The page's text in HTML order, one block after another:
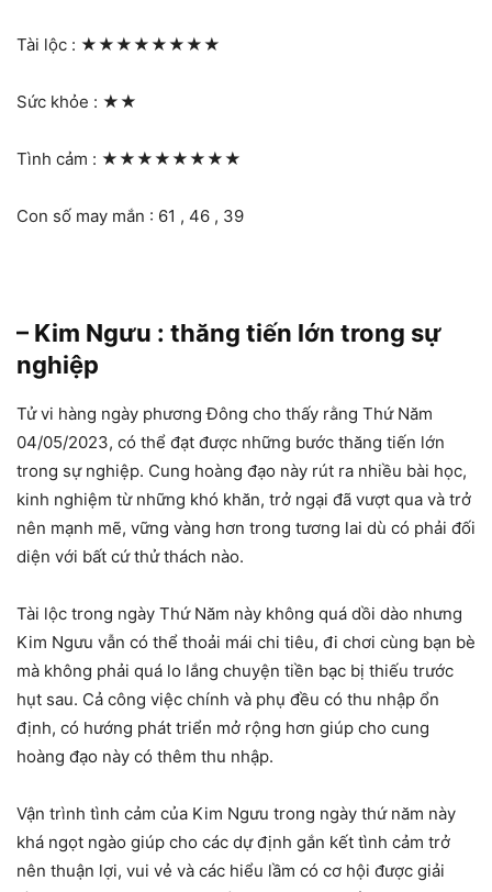
Tài lộc : ★★★★★★★★
Sức khỏe : ★★
Tình cảm : ★★★★★★★★
Con số may mắn : 61 , 46 , 39
– Kim Ngưu : thăng tiến lớn trong sự
nghiệp
Tử vi hàng ngày phương Đông cho thấy rằng Thứ Năm
04/05/2023, có thể đạt được những bước thăng tiến lớn
trong sự nghiệp. Cung hoàng đạo này rút ra nhiều bài học,
kinh nghiệm từ những khó khăn, trở ngại đã vượt qua và trở
nên mạnh mẽ, vững vàng hơn trong tương lai dù có phải đối
diện với bất cứ thử thách nào.
Tài lộc trong ngày Thứ Năm này không quá dồi dào nhưng
Kim Ngưu vẫn có thể thoải mái chi tiêu, đi chơi cùng bạn bè
mà không phải quá lo lắng chuyện tiền bạc bị thiếu trước
hụt sau. Cả công việc chính và phụ đều có thu nhập ổn
định, có hướng phát triển mở rộng hơn giúp cho cung
hoàng đạo này có thêm thu nhập.
Vận trình tình cảm của Kim Ngưu trong ngày thứ năm này
khá ngọt ngào giúp cho các dự định gắn kết tình cảm trở
nên thuận lợi, vui vẻ và các hiểu lầm có cơ hội được giải